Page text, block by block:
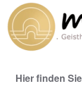
Zum
Hier finden